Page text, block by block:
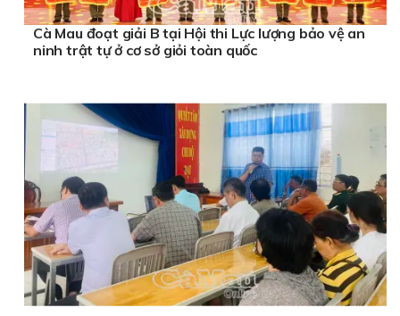
Cà Mau đoạt giải B tại Hội thi Lực lượng bảo vệ an
ninh trật tự ở cơ sở giỏi toàn quốc